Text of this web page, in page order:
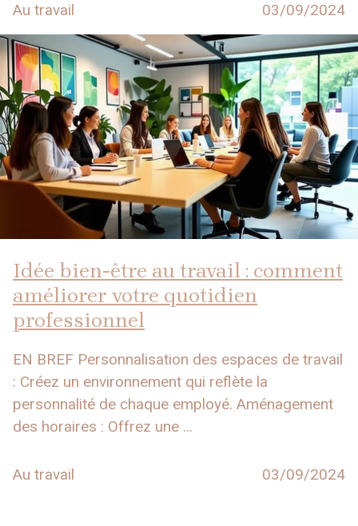
Au travail 03/09/2024
Idée bien-être au travail : comment
améliorer votre quotidien
professionnel
EN BREF Personnalisation des espaces de travail
: Créez un environnement qui reflète la
personnalité de chaque employé. Aménagement
des horaires : Offrez une …
Au travail 03/09/2024